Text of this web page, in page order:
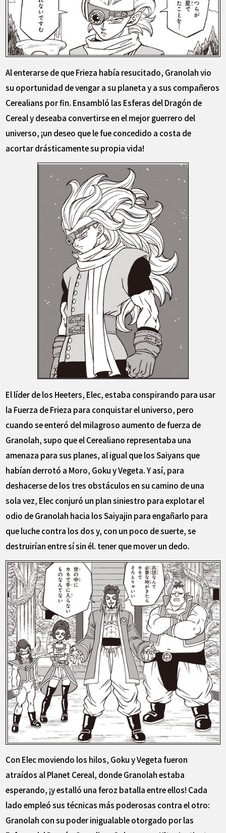
Al enterarse de que Frieza había resucitado, Granolah vio
su oportunidad de vengar a su planeta y a sus compañeros
Cerealians por fin. Ensambló las Esferas del Dragón de
Cereal y deseaba convertirse en el mejor guerrero del
universo, ¡un deseo que le fue concedido a costa de
acortar drásticamente su propia vida!
El líder de los Heeters, Elec, estaba conspirando para usar
la Fuerza de Frieza para conquistar el universo, pero
cuando se enteró del milagroso aumento de fuerza de
Granolah, supo que el Cerealiano representaba una
amenaza para sus planes, al igual que los Saiyans que
habían derrotó a Moro, Goku y Vegeta. Y así, para
deshacerse de los tres obstáculos en su camino de una
sola vez, Elec conjuró un plan siniestro para explotar el
odio de Granolah hacia los Saiyajin para engañarlo para
que luche contra los dos y, con un poco de suerte, se
destruirían entre sí sin él. tener que mover un dedo.
Con Elec moviendo los hilos, Goku y Vegeta fueron
atraídos al Planet Cereal, donde Granolah estaba
esperando, ¡y estalló una feroz batalla entre ellos! Cada
lado empleó sus técnicas más poderosas contra el otro:
Granolah con su poder inigualable otorgado por las